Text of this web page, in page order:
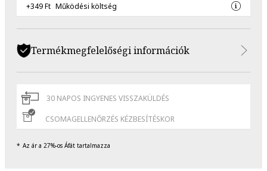
+349 Ft Működési költség
Termékmegfelelőségi információk
30 NAPOS INGYENES VISSZAKÜLDÉS
CSOMAGELLENŐRZÉS KÉZBESÍTÉSKOR
Az ár a 27%-os Áfát tartalmazza